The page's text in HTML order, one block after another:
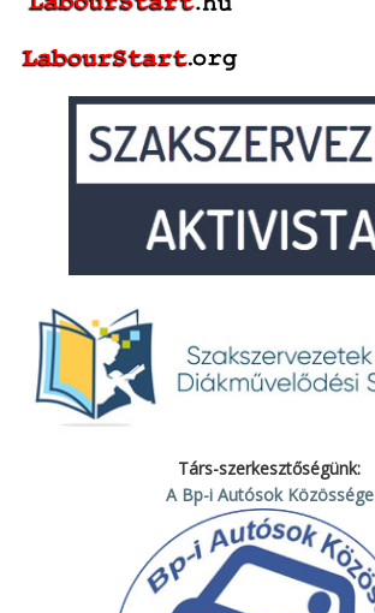
Társ-szerkesztőségünk:
A Bp-i Autósok Közössége